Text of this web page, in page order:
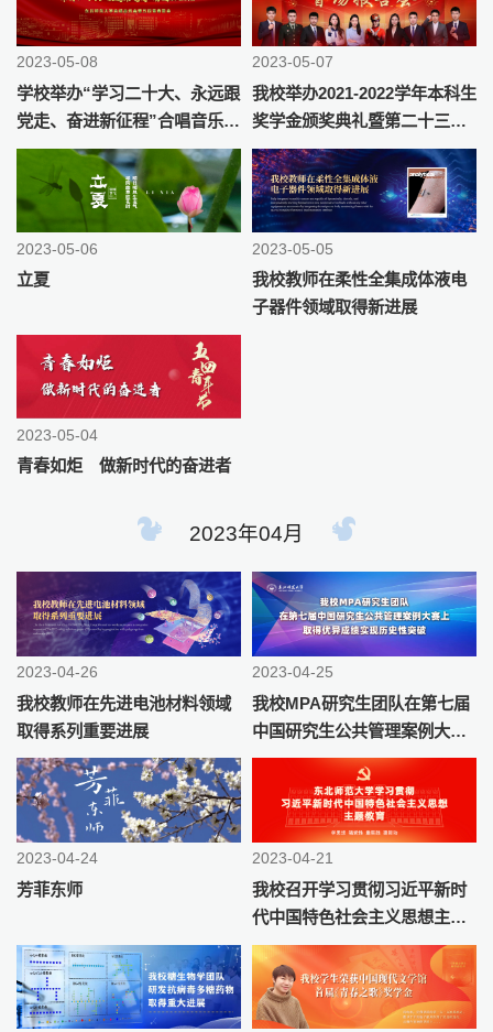
2023-05-08
学校举办“学习二十大、永远跟
党走、奋进新征程”合唱音乐会
暨五四青春歌会
2023-05-07
我校举办2021-2022学年本科生
奖学金颁奖典礼暨第二十三届
“理想与成才”报告团首场报告
会
2023-05-06
立夏
2023-05-05
我校教师在柔性全集成体液电
子器件领域取得新进展
2023-05-04
青春如炬 做新时代的奋进者
2023年04月
2023-04-26
我校教师在先进电池材料领域
取得系列重要进展
2023-04-25
我校MPA研究生团队在第七届
中国研究生公共管理案例大赛
上取得优异成绩实现历史性突
2023-04-24
芳菲东师
2023-04-21
我校召开学习贯彻习近平新时
代中国特色社会主义思想主题
教育动员部署大会